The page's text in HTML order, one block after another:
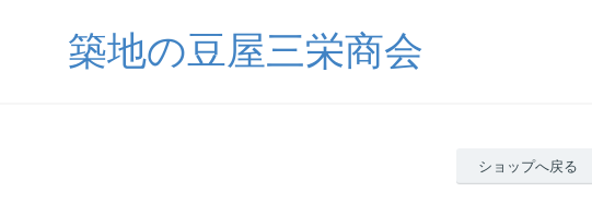
築地の豆屋三栄商会
ショップへ戻る